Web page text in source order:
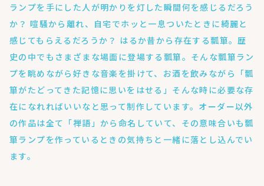
ランプを手にした人が明かりを灯した瞬間何を感じるだろう
か？ 喧騒から離れ、自宅でホッと一息ついたときに綺麗と
感じてもらえるだろうか？ はるか昔から存在する瓢箪。歴
史の中でもさまざまな場面に登場する瓢箪。そんな瓢箪ラン
プを眺めながら好きな音楽を掛けて、お酒を飲みながら「瓢
箪がたどってきた記憶に思いをはせる」そんな時に必要な存
在になれればいいなと思って制作しています。オーダー以外
の作品は全て「禅語」から命名していて、その意味合いも瓢
箪ランプを作っているときの気持ちと一緒に落とし込んでい
ます。